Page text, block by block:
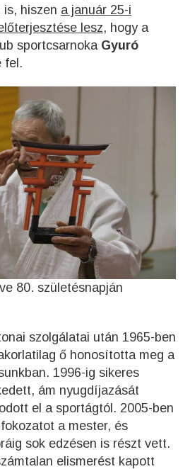
is, hiszen a január 25-i
lesz, hogy a
sportcsarnokaGyuró
fel.
80. születésnapján
szolgálatai után 1965-ben
ő honosította meg a
1996-ig sikeres
ám nyugdíjazását
el a sportágtól. 2005-ben
a mester, és
sok edzésen is részt vett.
elismerést kapott